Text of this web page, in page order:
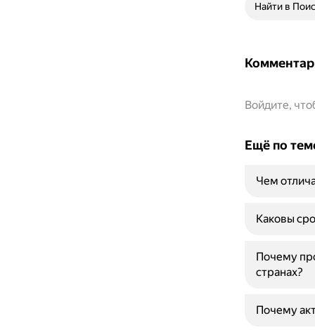
Найти в
Войдите,
Ещё по
Чем
Каковы
Почему
странах?
Почему